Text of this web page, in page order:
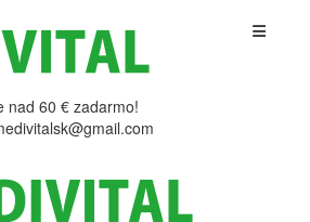
nad 60 € zadarmo!